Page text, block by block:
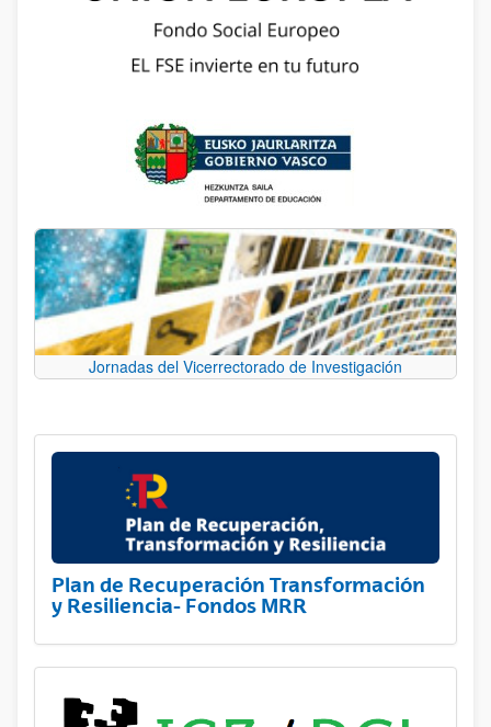
Jornadas del Vicerrectorado de Investigación
Plan de Recuperación Transformación
y Resiliencia- Fondos MRR